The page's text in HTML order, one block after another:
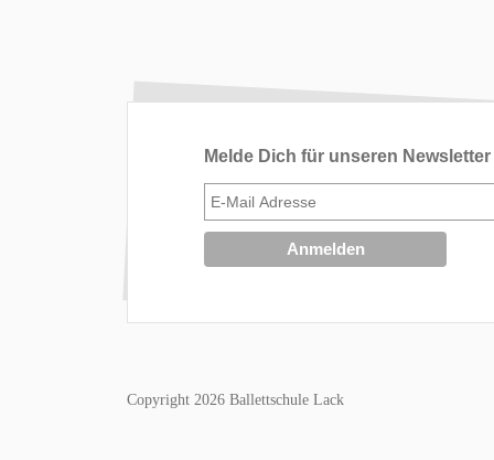
Melde Dich für unseren
Copyright 2026 Ballettschule Lack